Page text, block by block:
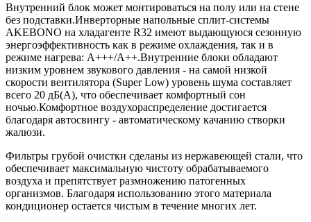
Внутренний блок может монтироваться на полу или на стене
без подставки.Инверторные напольные сплит-системы
AKEBONO на хладагенте R32 имеют выдающуюся сезонную
энергоэффективность как в режиме охлаждения, так и в
режиме нагрева: А+++/A++.Внутренние блоки обладают
низким уровнем звукового давления - на самой низкой
скорости вентилятора (Super Low) уровень шума составляет
всего 20 дБ(А), что обеспечивает комфортный сон
ночью.Комфортное воздухораспределение достигается
благодаря автосвингу - автоматическому качанию створки
жалюзи.
Фильтры грубой очистки сделаны из нержавеющей стали, что
обеспечивает максимальную чистоту обрабатываемого
воздуха и препятствует размножению патогенных
организмов. Благодаря использованию этого материала
кондиционер остается чистым в течение многих лет.